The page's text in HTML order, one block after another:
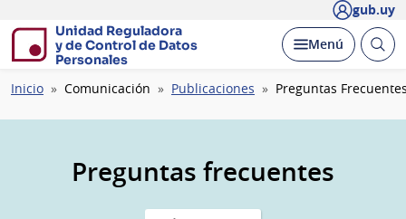
gub.uy
Unidad Reguladora
y de Control de Datos
Personales
Desplegar
Menú Abrir
Ruta
navegación
Inicio Comunicación Publicaciones Preguntas
Preguntas frecuentes